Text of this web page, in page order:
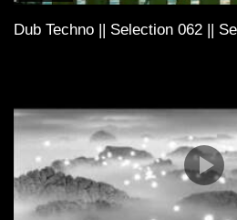
Dub Techno || Selection 062 ||